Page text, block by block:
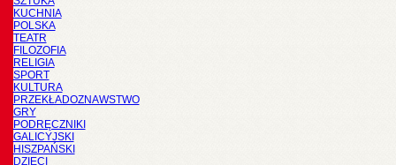
KUCHNIA
POLSKA
TEATR
FILOZOFIA
RELIGIA
SPORT
KULTURA
PRZEKŁADOZNAWSTWO
GRY
PODRĘCZNIKI
GALICYJSKI
HISZPAŃSKI
DZIECI